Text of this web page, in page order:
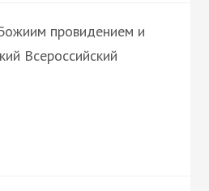
провидением и
Всероссийский